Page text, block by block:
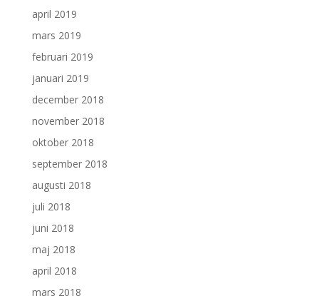
april 2019
mars 2019
februari 2019
januari 2019
december 2018
november 2018
oktober 2018
september 2018
augusti 2018
juli 2018
juni 2018
maj 2018
april 2018
mars 2018